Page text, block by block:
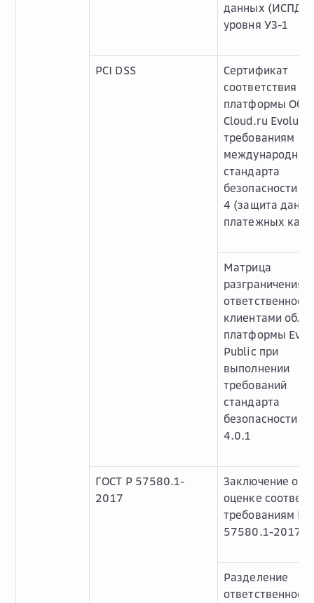
данных (ИСПДн)
уровня УЗ-1
PCI DSS
Сертификат
соответствия
платформы
Cloud.ru
требованиям
стандарта
безопасности
4 (защита
платежных
Матрица
разграничения
клиентами
платформы
Public при
выполнении
требований
стандарта
безопасности
4.0.1
ГОСТ Р 57580.1-
2017
Заключение об
оценке
требованиям
57580.1-2017
Разделение